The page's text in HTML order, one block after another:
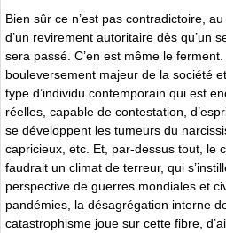
Bien sûr ce n’est pas contradictoire,
d’un revirement autoritaire dès qu’un
sera passé. C’en est même le
bouleversement majeur de la société
type d’individu contemporain qui est
réelles, capable de contestation,
se développent les tumeurs du
capricieux, etc. Et, par-dessus tout, le
faudrait un climat de terreur, qui
perspective de guerres mondiales et
pandémies, la désagrégation interne
catastrophisme joue sur cette fibre,